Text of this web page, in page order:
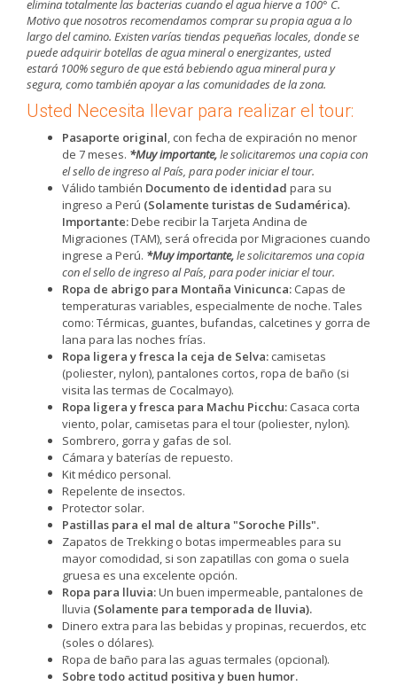
elimina totalmente las bacterias cuando el agua hierve a 100° C.
Motivo que nosotros recomendamos comprar su propia agua a lo
largo del camino. Existen varías tiendas pequeñas locales, donde se
puede adquirir botellas de agua mineral o energizantes, usted
estará 100% seguro de que está bebiendo agua mineral pura y
segura, como también apoyar a las comunidades de la zona.
Usted Necesita llevar para realizar el tour:
Pasaporte original, con fecha de expiración no menor
de 7 meses. *Muy importante,le solicitaremos una copia con
el sello de ingreso al País, para poder iniciar el tour.
Válido también Documento de identidad para su
ingreso a Perú (Solamente turistas de Sudamérica).
Importante:Debe recibir la Tarjeta Andina de
Migraciones (TAM), será ofrecida por Migraciones cuando
ingrese a Perú. *Muy importante,le solicitaremos una copia
con el sello de ingreso al País, para poder iniciar el tour.
Ropa de abrigo para Montaña Vinicunca: Capas de
temperaturas variables, especialmente de noche. Tales
como: Térmicas, guantes, bufandas, calcetines y gorra de
lana para las noches frías.
Ropa ligera y fresca la ceja de Selva: camisetas
(poliester, nylon), pantalones cortos, ropa de baño (si
visita las termas de Cocalmayo).
Ropa ligera y fresca para Machu Picchu: Casaca corta
viento, polar, camisetas para el tour (poliester, nylon).
Sombrero, gorra y gafas de sol.
Cámara y baterías de repuesto.
Kit médico personal.
Repelente de insectos.
Protector solar.
Pastillas para el mal de altura "Soroche Pills".
Zapatos de Trekking o botas impermeables para su
mayor comodidad, si son zapatillas con goma o suela
gruesa es una excelente opción.
Ropa para lluvia:Un buen impermeable, pantalones de
lluvia (Solamente para temporada de lluvia).
Dinero extra para las bebidas y propinas, recuerdos, etc
(soles o dólares).
Ropa de baño para las aguas termales (opcional).
Sobre todo actitud positiva y buen humor.